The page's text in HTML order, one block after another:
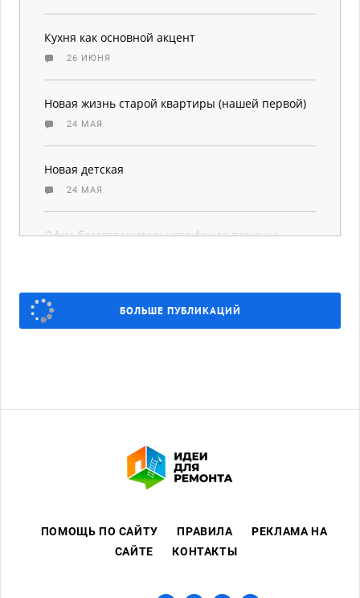
Кухня как основной акцент
26 ИЮНЯ
Новая жизнь старой квартиры (нашей первой)
24 МАЯ
Новая детская
24 МАЯ
Офис благотворительного фонда помощи
БОЛЬШЕ ПУБЛИКАЦИЙ
ПОМОЩЬ ПО САЙТУ ПРАВИЛА
РЕКЛАМА НА
САЙТЕ
КОНТАКТЫ